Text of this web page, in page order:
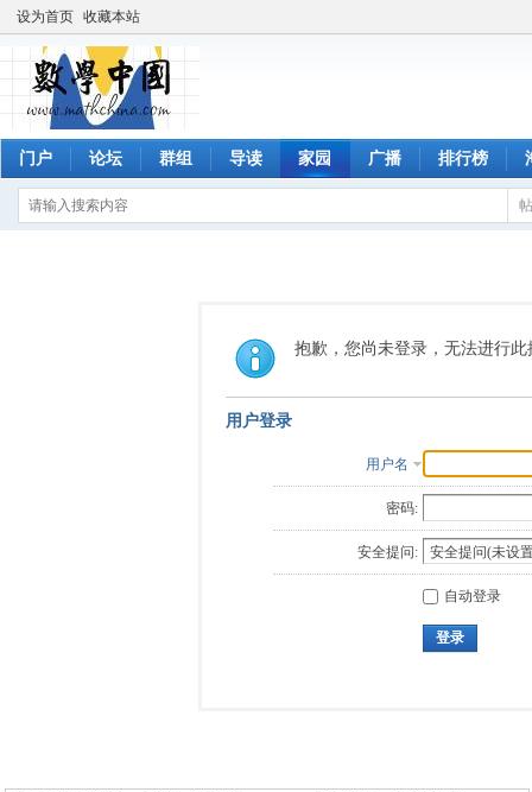
设为首页 收藏本站
门户 论坛 群组 导读 家园 广播 排行榜
抱歉，您尚未登录，无法进行此
用户登录
用户名
密码:
安全提问:
自动登录
登录